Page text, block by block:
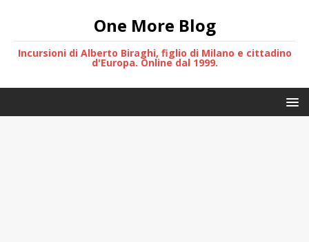
One More Blog
Incursioni di Alberto Biraghi, figlio di Milano e cittadino
d'Europa. Online dal 1999.